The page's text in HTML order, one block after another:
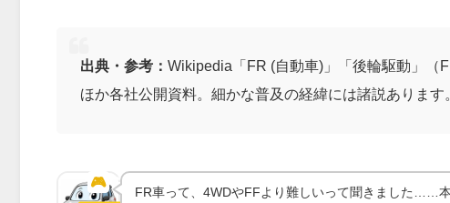
出典・参考： Wikipedia「FR (自動車)」「後輪駆動」（
ほか各社公開資料。細かな普及の経緯には諸説あります
🎮 GT7の乗り方
る・流せる操作性の活かし方
FR車って、4WDやFFより難しいって聞きました……